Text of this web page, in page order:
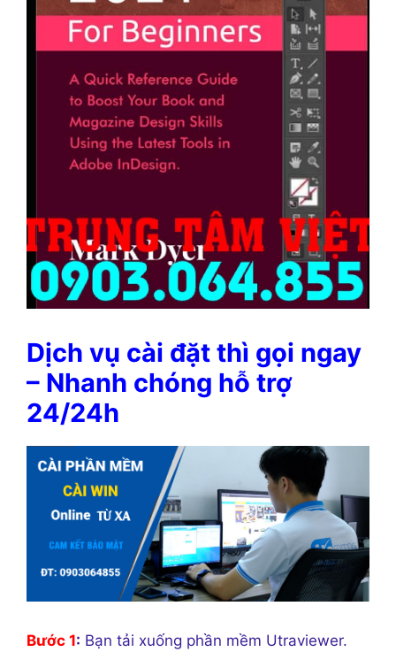
Dịch vụ cài đặt thì gọi ngay
– Nhanh chóng hỗ trợ
24/24h
Bước 1: Bạn tải xuống phần mềm Utraviewer.